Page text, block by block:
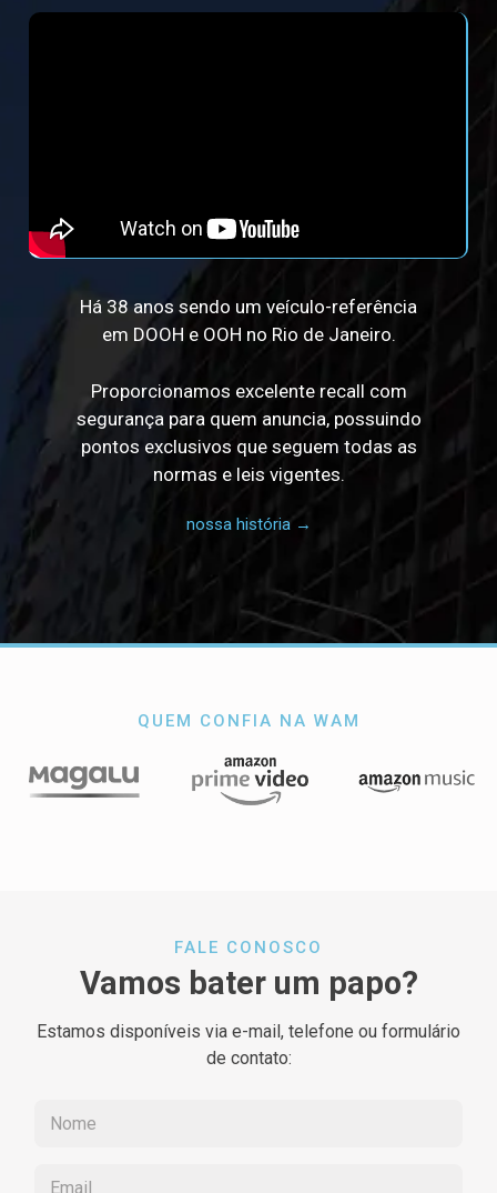
Há 38 anos sendo um veículo-referência
em DOOH e OOH no Rio de Janeiro.
Proporcionamos excelente recall com
segurança para quem anuncia, possuindo
pontos exclusivos que seguem todas as
normas e leis vigentes.
nossa história →
QUEM CONFIA NA WAM
FALE CONOSCO
Vamos bater um papo?
Estamos disponíveis via e-mail, telefone ou formulário
de contato: